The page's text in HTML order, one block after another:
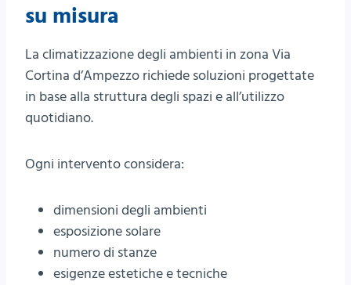
su misura
La climatizzazione degli ambienti in zona Via
Cortina d’Ampezzo richiede soluzioni progettate
in base alla struttura degli spazi e all’utilizzo
quotidiano.
Ogni intervento considera:
dimensioni degli ambienti
esposizione solare
numero di stanze
esigenze estetiche e tecniche